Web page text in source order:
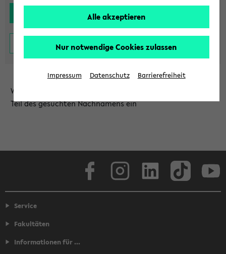
Wählen Sie die Einrichtung aus und/oder geben Sie einen
Teil des gesuchten Nachnamens ein
Service
Fakultäten
Informationen für ...
Alle akzeptieren
Nur notwendige Cookies zulassen
Impressum Datenschutz Barrierefreiheit